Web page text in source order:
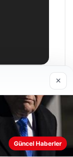
çerezler
×
Güncel Haberler